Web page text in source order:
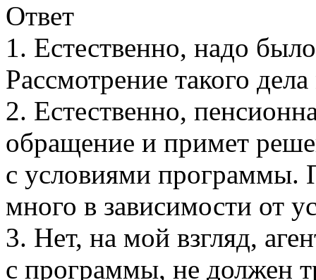
Ответ
1. Естественно, надо
Рассмотрение такого
2. Естественно,
обращение и примет
с условиями программы.
много в зависимости от
3. Нет, на мой взгляд,
с программы, не должен